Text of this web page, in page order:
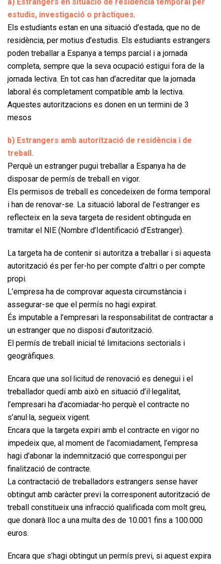
estudis, investigació o pràctiques.
Els estudiants estan en una situació d’estada, que no de
residència, per motius d’estudis. Els estudiants estrangers
poden treballar a Espanya a temps parcial i a jornada
completa, sempre que la seva ocupació estigui fora de la
jornada lectiva. En tot cas han d’acreditar que la jornada
laboral és completament compatible amb la lectiva.
Aquestes autoritzacions es donen en un termini de 3
mesos
b) Estrangers amb autorització de residència i de
treball.
Perquè un estranger pugui treballar a Espanya ha de
disposar de permís de treball en vigor.
Els permisos de treball es concedeixen de forma temporal
i han de renovar-se. La situació laboral de l’estranger es
reflecteix en la seva targeta de resident obtinguda en
tramitar el NIE (Nombre d’Identificació d’Estranger).
La targeta ha de contenir si autoritza a treballar i si aquesta
autorització és per fer-ho per compte d’altri o per compte
propi.
L’empresa ha de comprovar aquesta circumstància i
assegurar-se que el permís no hagi expirat.
És imputable a l’empresari la responsabilitat de contractar a
un estranger que no disposi d’autorització.
El permís de treball inicial té limitacions sectorials i
geogràfiques.
Encara que una sol·licitud de renovació es denegui i el
treballador quedi amb això en situació d’il·legalitat,
l’empresari ha d’acomiadar-ho perquè el contracte no
s’anul·la, segueix vigent.
Encara que la targeta expiri amb el contracte en vigor no
impedeix que, al moment de l’acomiadament, l’empresa
hagi d’abonar la indemnització que correspongui per
finalització de contracte.
La contractació de treballadors estrangers sense haver
obtingut amb caràcter previ la corresponent autorització de
treball constitueix una infracció qualificada com molt greu,
que donarà lloc a una multa des de 10.001 fins a 100.000
euros.
Encara que s’hagi obtingut un permís previ, si aquest expira